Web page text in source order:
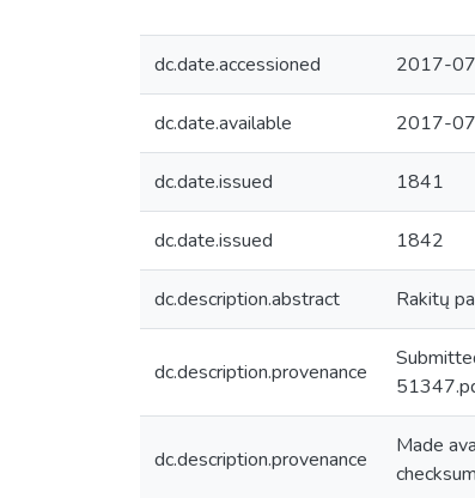
dc.date.accessioned 2017-
dc.date.available 2017-
dc.date.issued 1841
dc.date.issued 1842
dc.description.abstract Rakitų
dc.description.provenance
dc.description.provenance
Made